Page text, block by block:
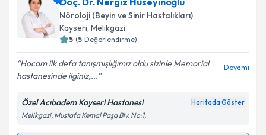
talebi oluşturun. Size bu uzmandan randevu almanız
için bir takvim hazırlandığında e-posta ile
bilgilendireceğiz.
E-posta Adresiniz
Kişisel verilerimin işlenmesine ilişkin
Metni'ni okudum ve kişisel verilerimin belirtilen
Nöroloji (Beyin ve Sinir Hastalıkları)
Kayseri, Melikgazi
5 (5 Değerlendirme)
Hocam ilk defa tanışmışlığımız oldu sizinle Memorial
hastanesinde ilginiz,...
Devamı
Özel Acıbadem Kayseri Hastanesi Haritada Göster
Melikgazi, Mustafa Kemal Paşa Blv. No:1,